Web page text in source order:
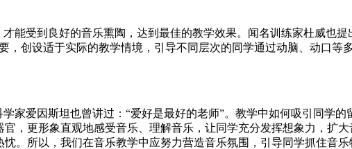
能受到良好的音乐熏陶，达到最佳的教学效果。闻名训练家杜威也
创设适于实际的教学情境，引导不同层次的同学通过动脑、动口等
家爱因斯坦也曾讲过：“爱好是最好的老师”。教学中如何吸引同学的
，更形象直观地感受音乐、理解音乐，让同学充分发挥想象力，扩
。所以，我们在音乐教学中应努力营造音乐氛围，引导同学抓住音乐